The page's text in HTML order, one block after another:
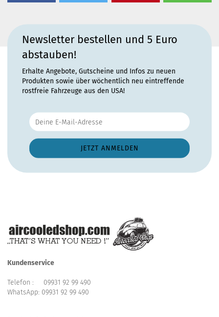
Newsletter bestellen und 5 Euro
abstauben!
Erhalte Angebote, Gutscheine und Infos zu neuen
Produkten sowie über wöchentlich neu eintreffende
rostfreie Fahrzeuge aus den USA!
Kundenservice
Telefon : 09931 92 99 490
WhatsApp: 09931 92 99 490